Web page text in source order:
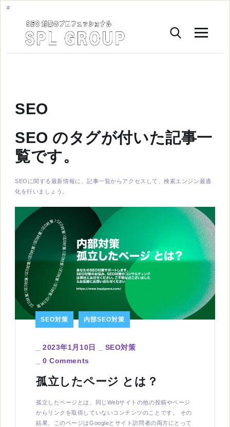
SEO
SEO のタグが付いた記事一
覧です。
SEOに関する最新情報に、記事一覧からアクセスして、検索エンジン最適
化を行いましょう。
SEO対策 内部SEO対策
_2023年1月10日
SEO対策
_0 Comments
孤立したページ とは？
孤立したページとは、同じWebサイトの他の投稿やページ
からリンクを取得していないコンテンツのことです。 その
結果、このページはGoogleとサイト訪問者の両方にとって